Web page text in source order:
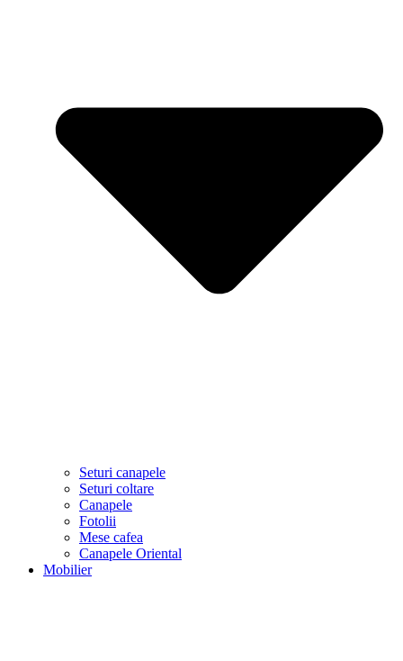
Seturi canapele
Seturi coltare
Canapele
Fotolii
Mese cafea
Canapele Oriental
Mobilier